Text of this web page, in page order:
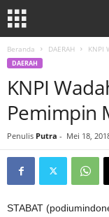
Beranda DAERAH KNPI
DAERAH
KNPI
Pemimpin
Penulis Putra - Mei 18,
STABAT